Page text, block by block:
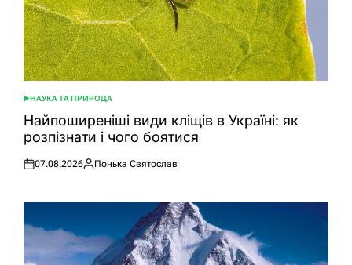
ОПУБЛІКУВАТИ
У
НАУКА ТА ПРИРОДА
Найпоширеніші види кліщів в Україні: як
розпізнати і чого боятися
Оприлюднено
07.08.2026
Опубліковано
Понька Святослав